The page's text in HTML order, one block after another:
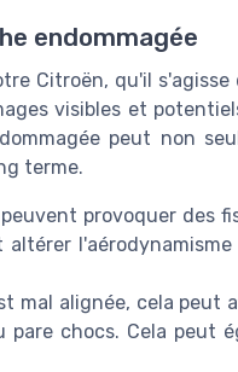
endommagée
Citroën, qu'il
visibles et
peut non
terme.
provoquer des
altérer
mal alignée, cela peut
chocs. Cela peut